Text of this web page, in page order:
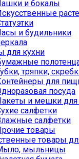
и бокалы
и будильники
для кухни
тряпки,
для
посуда
и мешки для
салфетки
салфетки
товары
товары
мыльницы